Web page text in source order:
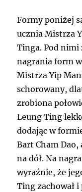
Formy poniżej
ucznia Mistrza
Tinga. Pod nimi
nagrania form
Mistrza Yip
schorowany,
zrobiona
Leung Ting
dodając w
Bart Cham
na dół. Na
wyraźnie, że
Ting zachował